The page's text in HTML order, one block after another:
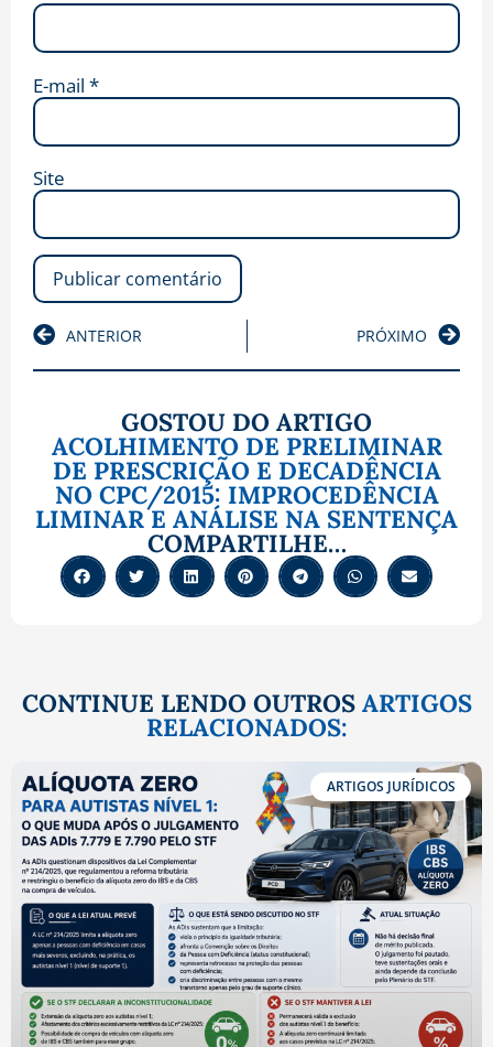
E-mail *
Site
ANTERIOR PRÓXIMO
GOSTOU DO ARTIGO
ACOLHIMENTO DE PRELIMINAR
DE PRESCRIÇÃO E DECADÊNCIA
NO CPC/2015: IMPROCEDÊNCIA
LIMINAR E ANÁLISE NA SENTENÇA
COMPARTILHE…
CONTINUE LENDO OUTROS ARTIGOS
RELACIONADOS:
ARTIGOS JURÍDICOS